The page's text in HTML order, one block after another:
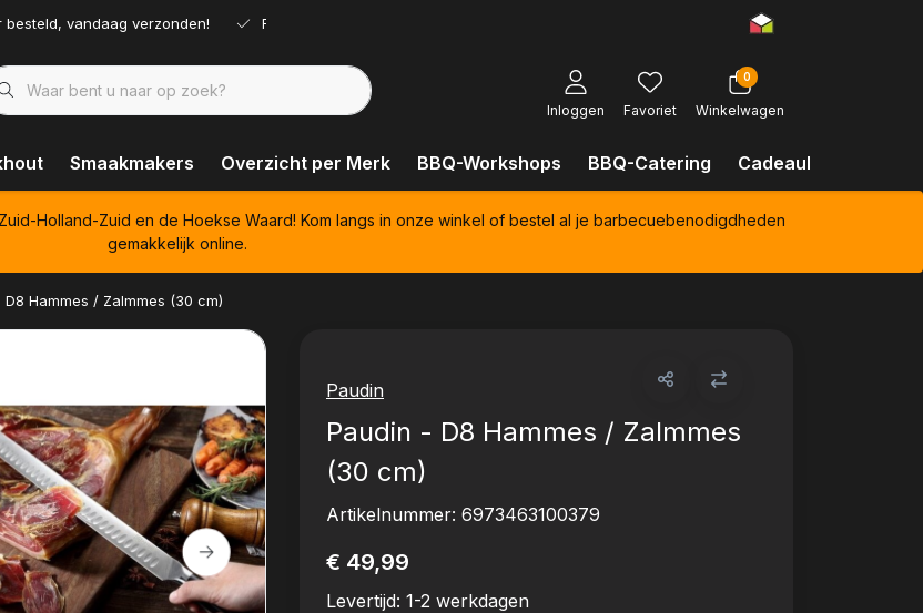
besteld, vandaag verzonden! Ruim assortiment!
Inloggen Favoriet
0
Winkelwagen
Smaakmakers Overzicht per Merk BBQ-Workshops BBQ-Catering Cadeaubonnen
Holland-Zuid en de Hoekse Waard! Kom langs in onze winkel of bestel al je barbecuebenodigdheden
gemakkelijk online.
D8 Hammes / Zalmmes (30 cm)
Paudin
Paudin - D8 Hammes / Zalmmes
(30 cm)
Artikelnummer: 6973463100379
€ 49,99
Levertijd: 1-2 werkdagen